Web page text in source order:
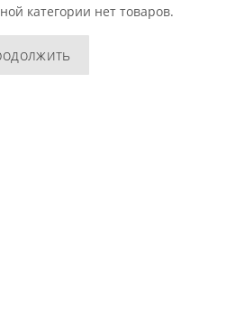
категории нет товаров.